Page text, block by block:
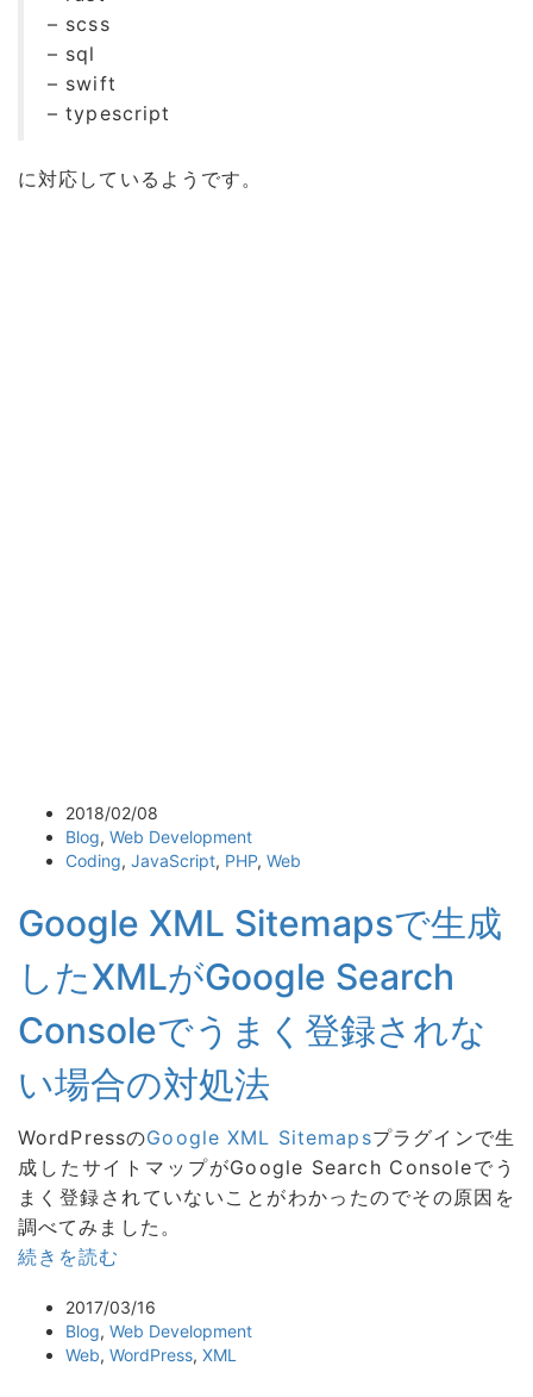
– scss
– sql
– swift
– typescript
に対応しているようです。
2018/02/08
Blog, Web Development
Coding, JavaScript, PHP, Web
Google XML Sitemapsで生成
したXMLがGoogle Search
Consoleでうまく登録されな
い場合の対処法
WordPressのGoogle XML Sitemapsプラグインで生
成したサイトマップがGoogle Search Consoleでう
まく登録されていないことがわかったのでその原因を
調べてみました。
続きを読む
2017/03/16
Blog, Web Development
Web, WordPress, XML